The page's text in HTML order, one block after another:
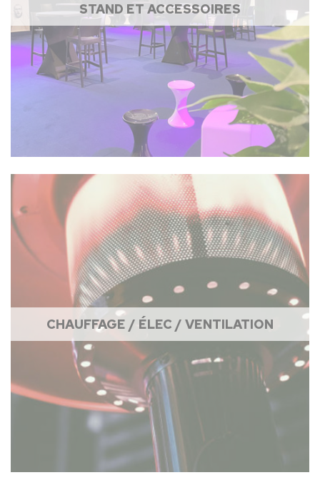
STAND ET ACCESSOIRES
CHAUFFAGE / ÉLEC / VENTILATION